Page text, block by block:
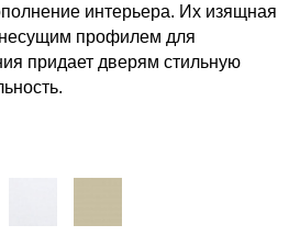
интерьера. Их изящная
несущим профилем для
придает дверям стильную